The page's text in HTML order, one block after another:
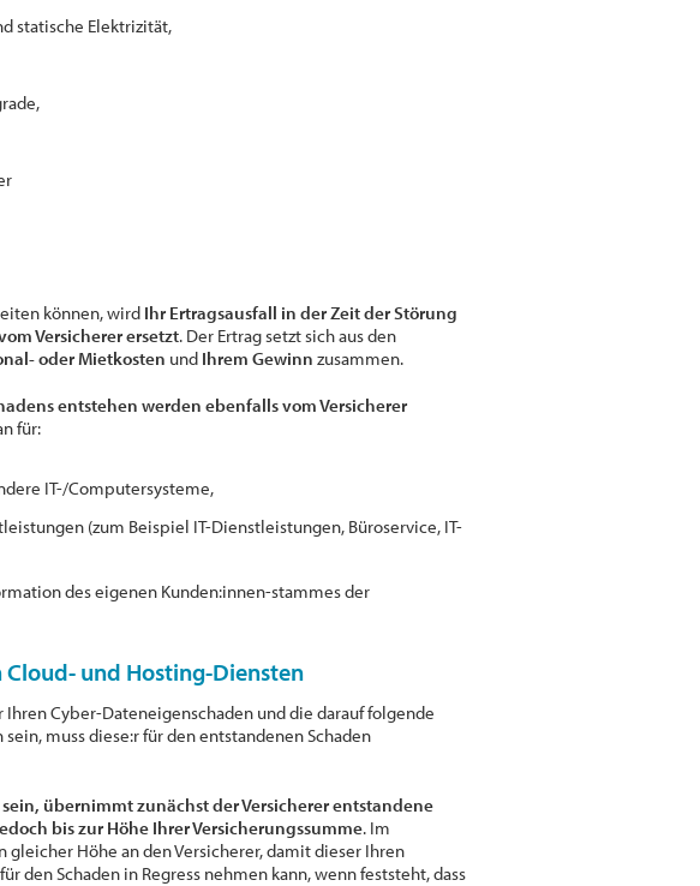
statische Elektrizität,
können, wird Ihr Ertragsausfall in der Zeit der Störung
Versicherer ersetzt. Der Ertrag setzt sich aus den
oder Mietkosten und Ihrem Gewinn zusammen.
entstehen werden ebenfalls vom Versicherer
für:
IT-/Computersysteme,
(zum Beispiel IT-Dienstleistungen, Büroservice, IT-
des eigenen Kunden:innen-stammes der
und Hosting-Diensten
Cyber-Dateneigenschaden und die darauf folgende
muss diese:r für den entstandenen Schaden
übernimmt zunächst der Versicherer entstandene
bis zur Höhe Ihrer Versicherungssumme. Im
gleicher Höhe an den Versicherer, damit dieser Ihren
den Schaden in Regress nehmen kann, wenn feststeht, dass